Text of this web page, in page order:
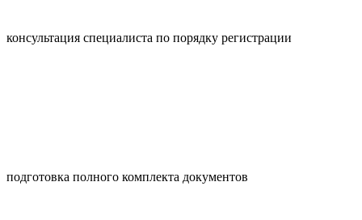
консультация специалиста по порядку регистрации
подготовка полного комплекта документов